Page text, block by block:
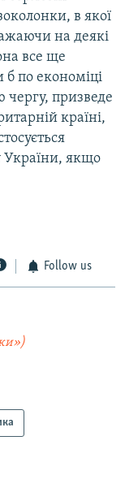
в якої
на деякі
все ще
б по економіці
чергу, призведе
країні,
України, якщо
Follow us